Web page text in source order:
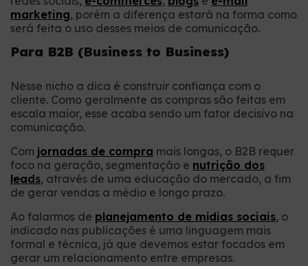
marketing, porém a diferença estará na forma como
será feita o uso desses meios de comunicação.
Para B2B (Business to Business)
Nesse nicho a dica é construir confiança com o
cliente. Como geralmente as compras são feitas em
escala maior, esse acaba sendo um fator decisivo na
comunicação.
Com jornadas de compra mais longas, o B2B requer
foco na geração, segmentação e nutrição dos
leads, através de uma educação do mercado, a fim
de gerar vendas a médio e longo prazo.
Ao falarmos de planejamento de mídias sociais, o
indicado nas publicações é uma linguagem mais
formal e técnica, já que devemos estar focados em
gerar um relacionamento entre empresas.